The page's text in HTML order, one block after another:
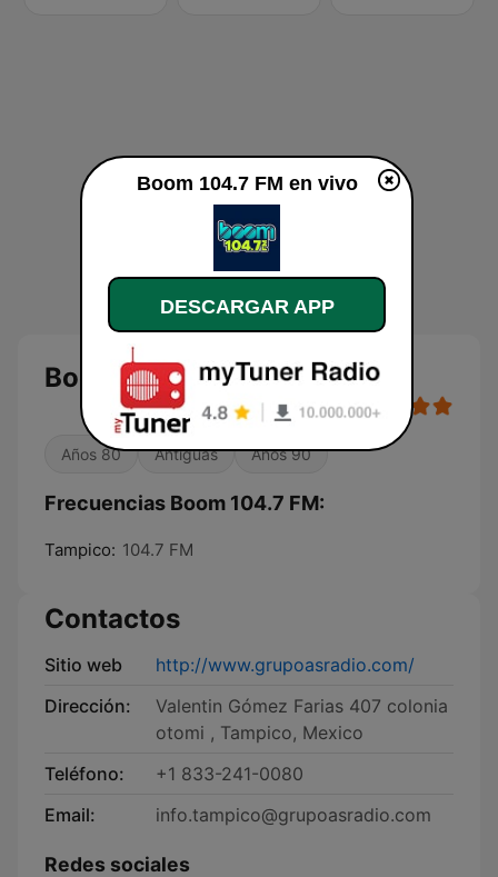
Boom 104.7 FM en vivo
Años 80 Antiguas Años 90
Frecuencias Boom 104.7 FM:
Tampico: 104.7 FM
Contactos
Sitio web
http://www.grupoasradio.com/
Dirección:
Valentin Gómez Farias 407 colonia
otomi , Tampico, Mexico
Teléfono:
+1 833-241-0080
Email:
info.tampico@grupoasradio.com
Redes sociales
Boom 104.7 FM en vivo
DESCARGAR APP